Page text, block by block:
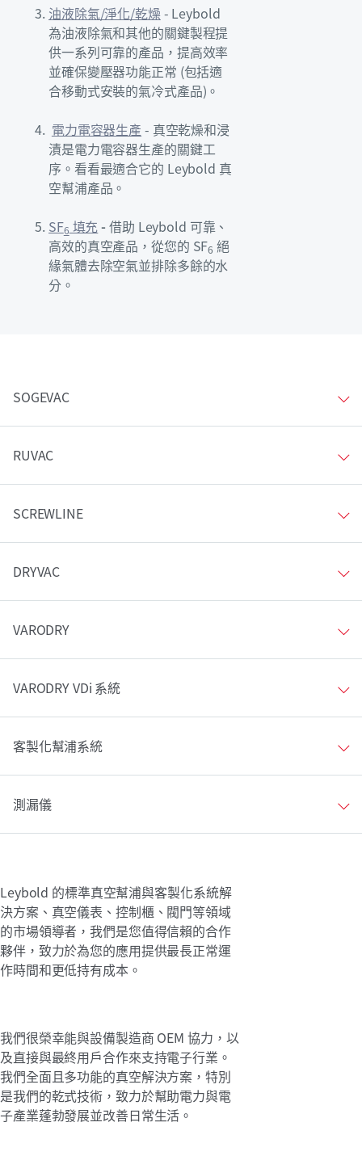
油液除氣/淨化/乾燥- Leybold
為油液除氣和其他的關鍵製程提
供一系列可靠的產品，提高效率
並確保變壓器功能正常 (包括適
合移動式安裝的氣冷式產品)。
電力電容器生產 - 真空乾燥和浸
漬是電力電容器生產的關鍵工
序。看看最適合它的 Leybold 真
空幫浦產品。
SF6 填充- 借助 Leybold 可靠、
高效的真空產品，從您的 SF6 絕
緣氣體去除空氣並排除多餘的水
分。
SOGEVAC
RUVAC
SCREWLINE
DRYVAC
VARODRY
VARODRY VDi 系統
客製化幫浦系統
測漏儀
Leybold 的標準真空幫浦與客製化系統解
決方案、真空儀表、控制櫃、閥門等領域
的市場領導者，我們是您值得信賴的合作
夥伴，致力於為您的應用提供最長正常運
作時間和更低持有成本。
我們很榮幸能與設備製造商 OEM 協力，以
及直接與最終用戶合作來支持電子行業。
我們全面且多功能的真空解決方案，特別
是我們的乾式技術，致力於幫助電力與電
子產業蓬勃發展並改善日常生活。